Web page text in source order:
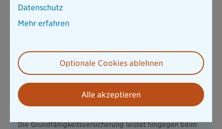
Berufsunfähigkeitsversicherung?
Eine echte Alternative zur
Berufsunfähigkeitsversicherung gibt es nicht. Die BU
leistet, wenn Sie Ihren Beruf nicht mehr ausüben können.
Ob der Grund dafür ein Unfall oder eine Erkrankung ist,
Die Grundfähigkeitsversicherung leistet hingegen beim
Datenschutz
Mehr erfahren
Optionale Cookies ablehnen
Alle akzeptieren